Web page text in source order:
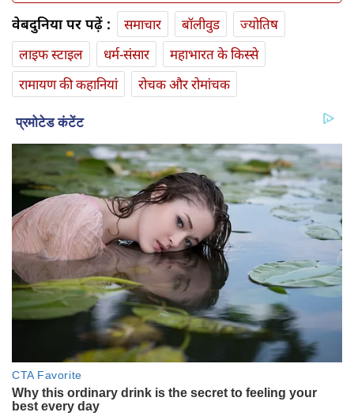
वेबदुनिया पर पढ़ें : समाचार बॉलीवुड
ज्योतिष
लाइफ स्‍टाइल
धर्म-संसार
महाभारत के किस्से
रामायण की कहानियां
रोचक और रोमांचक